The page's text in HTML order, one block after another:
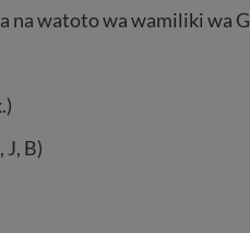
na watoto wa wamiliki wa
J, B)